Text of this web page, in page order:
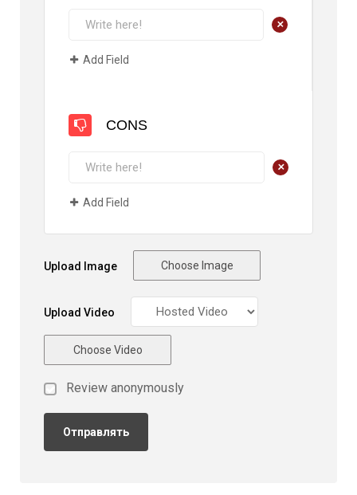
+
Add Field
CONS
+
Add Field
Upload Image Choose Image
Upload Video
Choose Video
Review anonymously